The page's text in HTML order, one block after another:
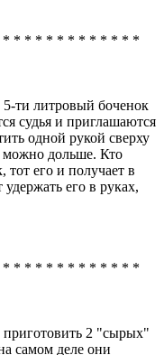
* * * * * * * * * * * *
5-ти литровый боченок
судья и приглашаются
одной рукой сверху
можно дольше. Кто
тот его и получает в
его в руках,
* * * * * * * * * * * *
приготовить 2 "сырых"
самом деле они